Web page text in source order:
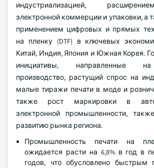
индустриализацией,
электронной коммерции и упаковки, а
применением цифровых и прямых
на пленку (DTF) в ключевых
Китай, Индия, Япония и Южная Корея.
инициативы, направленные
производство, растущий спрос на
малые тиражи печати в моде и
также рост маркировки в
электронной промышленности,
развитию рынка региона.
Промышленность печати на
ожидается расти на 6,8% в год в
годов, что обусловлено быстрым